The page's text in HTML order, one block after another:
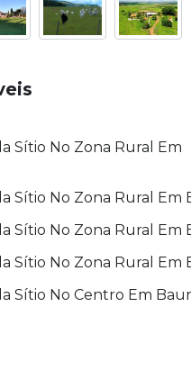
Sítio No Zona Rural Em
Sítio No Zona Rural Em
Sítio No Zona Rural Em
Sítio No Zona Rural Em
Sítio No Centro Em